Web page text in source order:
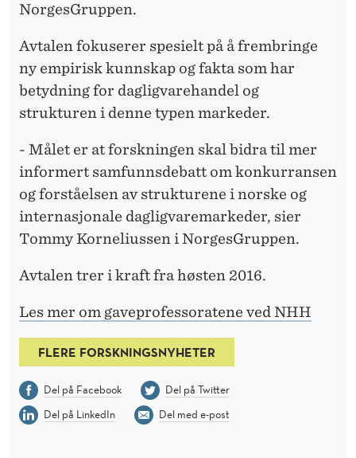
NorgesGruppen.
Avtalen fokuserer spesielt på å frembringe
ny empirisk kunnskap og fakta som har
betydning for dagligvarehandel og
strukturen i denne typen markeder.
- Målet er at forskningen skal bidra til mer
informert samfunnsdebatt om konkurransen
og forståelsen av strukturene i norske og
internasjonale dagligvaremarkeder, sier
Tommy Korneliussen i NorgesGruppen.
Avtalen trer i kraft fra høsten 2016.
Les mer om gaveprofessoratene ved NHH
FLERE FORSKNINGSNYHETER
Del på Facebook
Del på Twitter
Del på LinkedIn
Del med e-post